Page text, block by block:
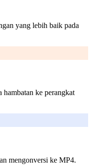
yang lebih baik pada
ke perangkat
mengonversi ke MP4.